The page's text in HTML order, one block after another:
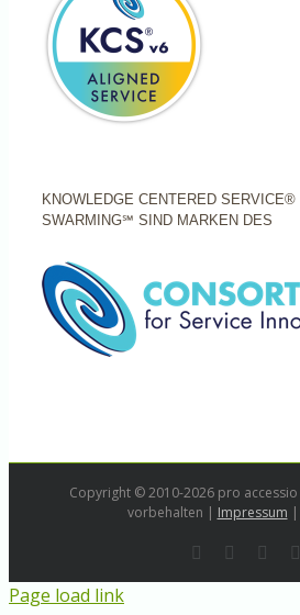
KNOWLEDGE CENTERED
SWARMING℠ SIND MARKEN DES
Copyright © 2010-2026 pro
vorbehalten | Impressum |
LinkedIn
Page load link